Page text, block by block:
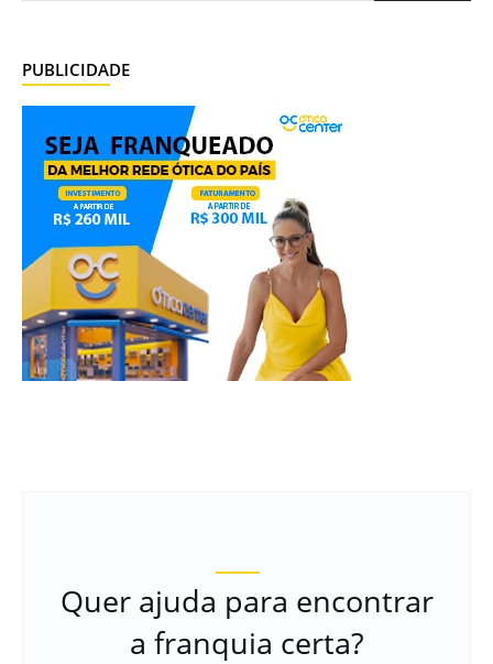
PUBLICIDADE
Quer ajuda para encontrar
a franquia certa?